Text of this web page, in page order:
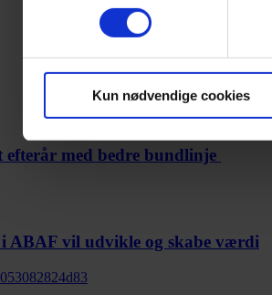
Kun nødvendige cookies
med bedre bundlinje
i ABAF vil udvikle og skabe værdi